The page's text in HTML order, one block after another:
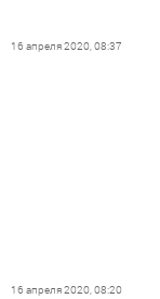
16 апреля 2020, 08:37
16 апреля 2020, 08:20